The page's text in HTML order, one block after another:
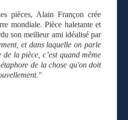
pièces, Alain Françon crée
mondiale. Pièce haletante et
son meilleur ami idéalisé par
et dans laquelle on parle
la pièce, c’est quand même
de la chose qu'on doit